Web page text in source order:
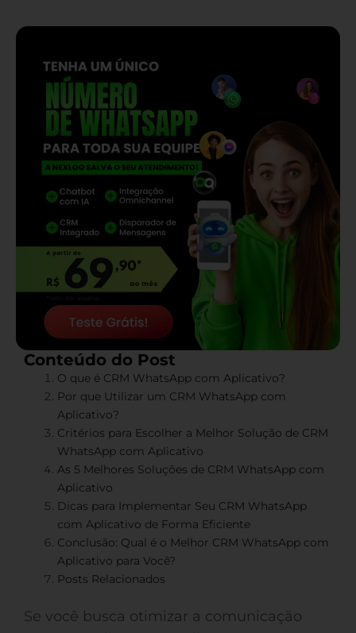
Conteúdo do Post
O que é CRM WhatsApp com Aplicativo?
Por que Utilizar um CRM WhatsApp com
Aplicativo?
Critérios para Escolher a Melhor Solução de CRM
WhatsApp com Aplicativo
As 5 Melhores Soluções de CRM WhatsApp com
Aplicativo
Dicas para Implementar Seu CRM WhatsApp
com Aplicativo de Forma Eficiente
Conclusão: Qual é o Melhor CRM WhatsApp com
Aplicativo para Você?
Posts Relacionados
Se você busca otimizar a comunicação